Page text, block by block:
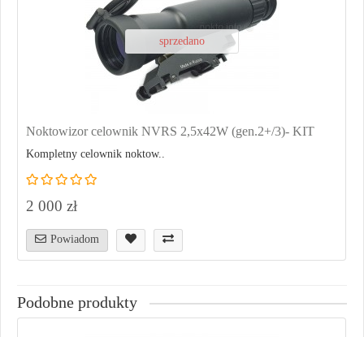
sprzedano
Noktowizor celownik NVRS 2,5x42W (gen.2+/3)- KIT
Kompletny celownik noktow..
2 000 zł
Powiadom
Podobne produkty